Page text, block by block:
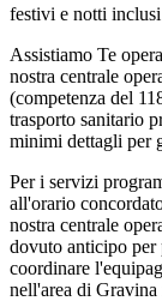
festivi e notti inclusi
Assistiamo Te
nostra centrale
(competenza del
trasporto sanitario
minimi dettagli per
Per i servizi
all'orario
nostra centrale
dovuto anticipo per
coordinare
nell'area di Gravina